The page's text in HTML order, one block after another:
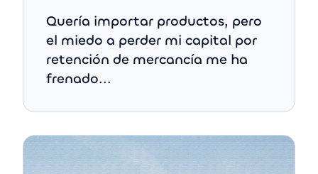
Quería importar productos, pero
el miedo a perder mi capital por
retención de mercancía me ha
frenado...